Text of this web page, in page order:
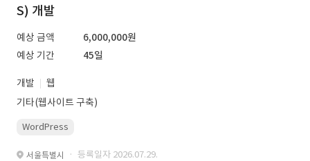
S) 개발
예상 금액
6,000,000원
예상 기간
45일
개발
웹
기타(웹사이트 구축)
WordPress
서울특별시 · 등록일자 2026.07.29.